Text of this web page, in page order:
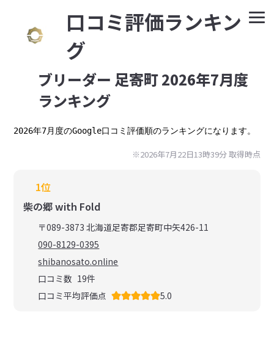
⼝コミ評価ランキン
グ
ブリーダー 足寄町 2026年7月度
ランキング
2026年7月度のGoogle口コミ評価順のランキングになります。
※2026年7月22日13時39分 取得時点
1位
柴の郷 with Fold
〒089-3873 北海道足寄郡足寄町中矢426-11
090-8129-0395
shibanosato.online
口コミ数 19件
口コミ平均評価点
5.0